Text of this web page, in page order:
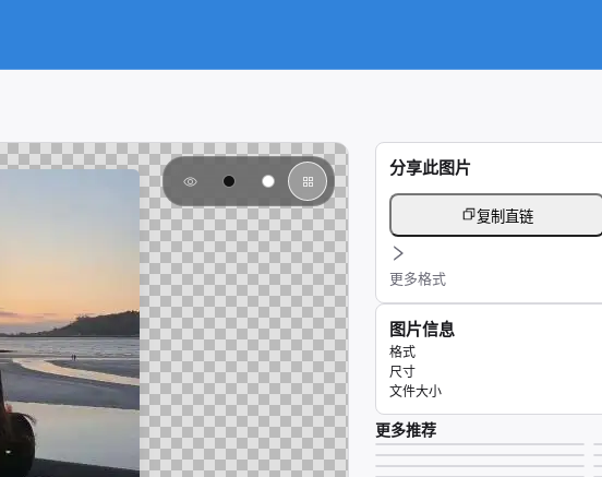
分享此图片
复制直链
更多格式
图片信息
格式
尺寸
文件大小
更多推荐